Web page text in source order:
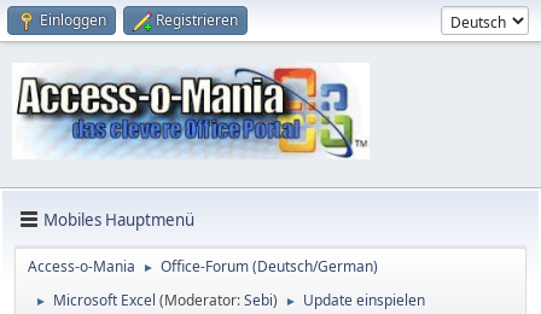
Einloggen Registrieren
Mobiles Hauptmenü
Access-o-Mania ► Office-Forum (Deutsch/German)
► Microsoft Excel (Moderator:Sebi) ► Update einspielen